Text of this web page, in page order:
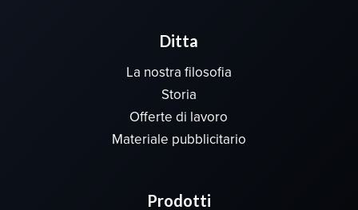
Ditta
La nostra filosofia
Storia
Offerte di lavoro
Materiale pubblicitario
Prodotti